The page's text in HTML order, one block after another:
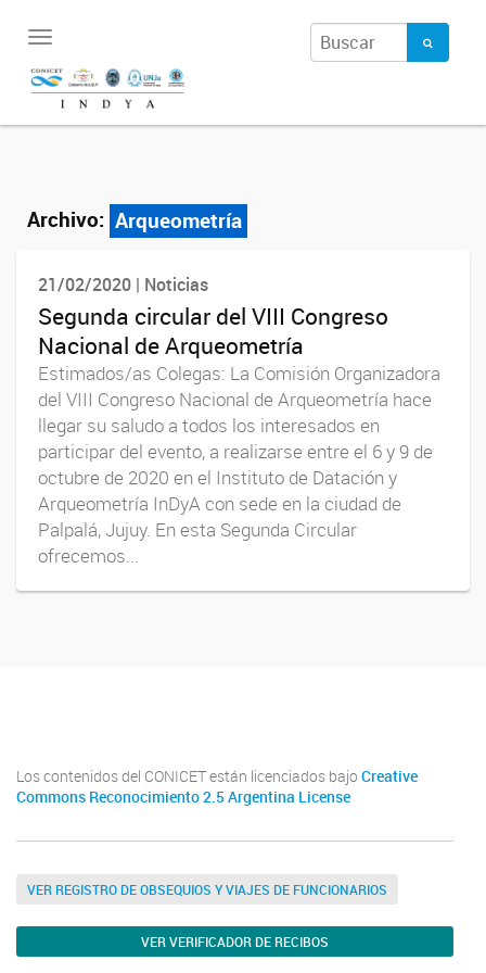
Toggle
navigation
Archivo: Arqueometría
21/02/2020 | Noticias
Segunda circular del VIII Congreso
Nacional de Arqueometría
Estimados/as Colegas: La Comisión Organizadora
del VIII Congreso Nacional de Arqueometría hace
llegar su saludo a todos los interesados en
participar del evento, a realizarse entre el 6 y 9 de
octubre de 2020 en el Instituto de Datación y
Arqueometría InDyA con sede en la ciudad de
Palpalá, Jujuy. En esta Segunda Circular
ofrecemos...
Los contenidos del CONICET están licenciados bajo Creative
Commons Reconocimiento 2.5 Argentina License
VER REGISTRO DE OBSEQUIOS Y VIAJES DE FUNCIONARIOS
VER VERIFICADOR DE RECIBOS